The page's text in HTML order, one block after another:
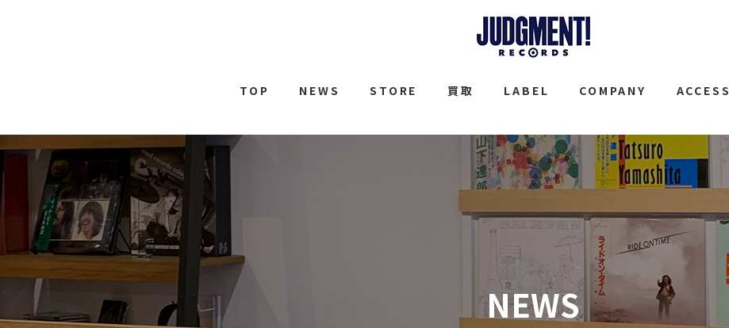
TOP NEWS STORE 買取 LABEL COMPANY ACCESS
NEWS